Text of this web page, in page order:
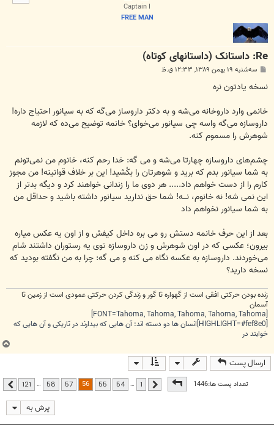
Captain I
FREE MAN
Re: داستانک (داستانهای کوتاه)
پ
ت
سه‌شنبه ۱۹ بهمن ۱۳۸۹, ۱۲:۳۳ ق.ظ
نسخه یادتون نره
خانمی وارد داروخانه می‌شه و به دکتر داروساز می‌گه که به سیانور احتیاج داره!
داروسازه می‌گه واسه چی سیانور می‌‌خوای؟ خانمه توضیح می‌ده که لازمه
شوهرش را مسموم کنه.
چشم‌های داروسازه چهارتا می‌شه و می گه: خدا رحم کنه، خانوم من نمی‌تونم
به شما سیانور بدم که برید و شوهرتان را بکُشید! این بر خلاف قوانینه! من مجوز
کارم را از دست خواهم داد..... هر دوی ما را زندانی خواهند کرد و دیگه بدتر از
این نمی شه! نه خانوم، نـــه! شما حق ندارید سیانور داشته باشید و حداقل من
به شما سیانور نخواهم داد
بعد از این حرف خانمه دستش رو می بره داخل کیفش و از اون یه عکس میاره
بیرون؛ عکسی که در اون شوهرش و زن داروسازه توی یه رستوران داشتند شام
می‌خوردند. داروسازه به عکسه نگاه می کنه و می گه: چرا به من نگفته بودید که
نسخه دارید؟
زنده بودن حرکتی افقی است از گهواره تا گور و زندگی کردن حرکتی عمودی است از زمین تا
آسمان
[FONT=Tahoma, Tahoma, Tahoma, Tahoma, Tahoma]
[HIGHLIGHT=#fef8e0]انسان ها دو دسته اند: آن هایی که بیدارند در تاریکی و آن هایی که
خوابند در
ب
ا
ارسال پست
تعداد پست ها:1446صفحه56
121 قبلی …
54
55
56
57
58
…
121 بعدی
پرش به